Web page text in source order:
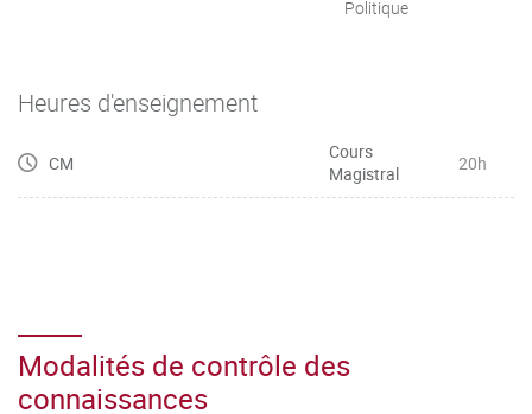
Politique
Heures d'enseignement
CM
Cours
Magistral
20h
Modalités de contrôle des
connaissances